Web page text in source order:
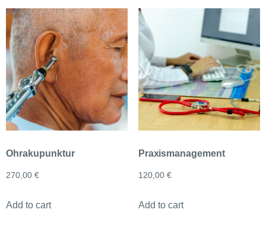
Ohrakupunktur
270,00 €
Add to cart
Praxismanagement
120,00 €
Add to cart